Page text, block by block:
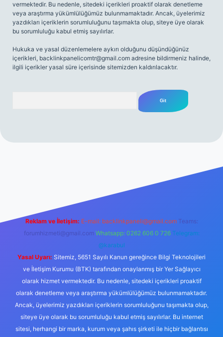
vermektedir. Bu nedenle, sitedeki içerikleri proaktif olarak denetleme
veya araştırma yükümlülüğümüz bulunmamaktadır. Ancak, üyelerimiz
yazdıkları içeriklerin sorumluluğunu taşımakta olup, siteye üye olarak
bu sorumluluğu kabul etmiş sayılırlar.
Hukuka ve yasal düzenlemelere aykırı olduğunu düşündüğünüz
içerikleri, backlinkpanelicomtr@gmail.com adresine bildirmeniz halinde,
ilgili içerikler yasal süre içerisinde sitemizden kaldırılacaktır.
Reklam ve İletişim: E-mail: backlinkpaneli@gmail.com Teams:
forumhizmeti@gmail.com Whatsapp: 0262 606 0 726 Telegram:
@karabul
Yasal Uyarı: Sitemiz, 5651 Sayılı Kanun gereğince Bilgi Teknolojileri
ve İletişim Kurumu (BTK) tarafından onaylanmış bir Yer Sağlayıcı
olarak hizmet vermektedir. Bu nedenle, sitedeki içerikleri proaktif
olarak denetleme veya araştırma yükümlülüğümüz bulunmamaktadır.
Ancak, üyelerimiz yazdıkları içeriklerin sorumluluğunu taşımakta olup,
siteye üye olarak bu sorumluluğu kabul etmiş sayılırlar. Bu internet
sitesi, herhangi bir marka, kurum veya şahıs şirketi ile hiçbir bağlantısı